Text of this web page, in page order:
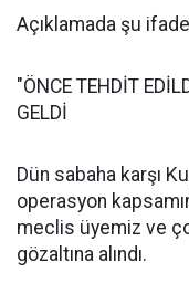
Açıklamada şu
"ÖNCE TEHDİT
GELDİ
Dün sabaha karşı
operasyon
meclis üyemiz ve
gözaltına alındı.